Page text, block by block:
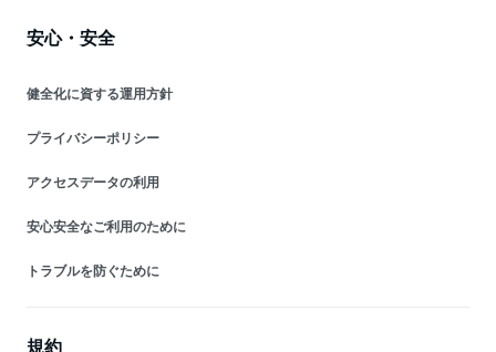
安心・安全
健全化に資する運用方針
プライバシーポリシー
アクセスデータの利用
安心安全なご利用のために
トラブルを防ぐために
規約